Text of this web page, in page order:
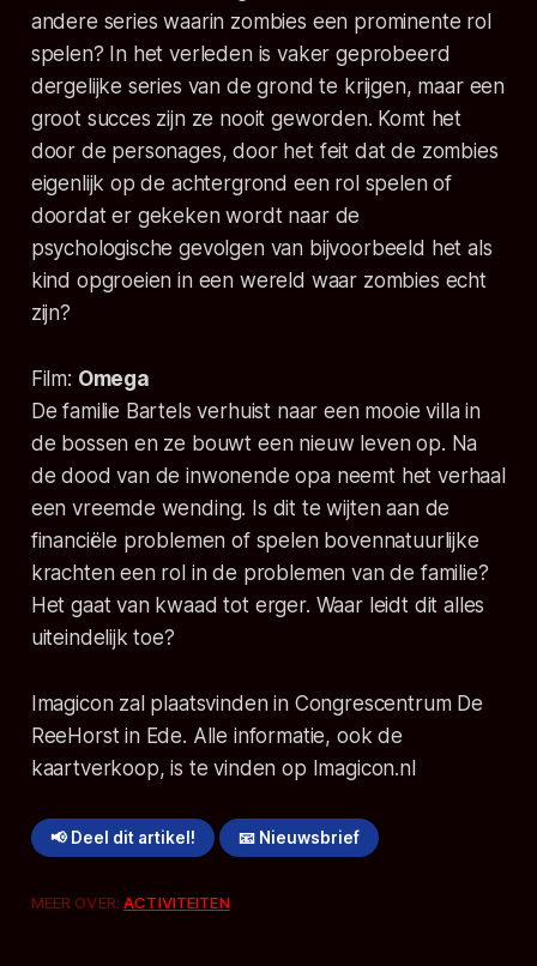
andere series waarin zombies een prominente rol
spelen? In het verleden is vaker geprobeerd
dergelijke series van de grond te krijgen, maar een
groot succes zijn ze nooit geworden. Komt het
door de personages, door het feit dat de zombies
eigenlijk op de achtergrond een rol spelen of
doordat er gekeken wordt naar de
psychologische gevolgen van bijvoorbeeld het als
kind opgroeien in een wereld waar zombies echt
zijn?
Film: Omega
De familie Bartels verhuist naar een mooie villa in
de bossen en ze bouwt een nieuw leven op. Na
de dood van de inwonende opa neemt het verhaal
een vreemde wending. Is dit te wijten aan de
financiële problemen of spelen bovennatuurlijke
krachten een rol in de problemen van de familie?
Het gaat van kwaad tot erger. Waar leidt dit alles
uiteindelijk toe?
Imagicon zal plaatsvinden in Congrescentrum De
ReeHorst in Ede. Alle informatie, ook de
kaartverkoop, is te vinden op Imagicon.nl
📢 Deel dit artikel! 📧 Nieuwsbrief
MEER OVER:ACTIVITEITEN